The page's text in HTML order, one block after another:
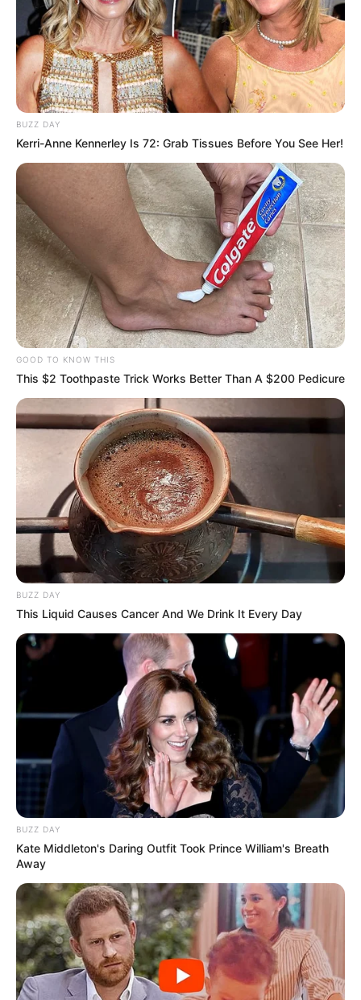
BUZZ DAY
Kerri-Anne Kennerley Is 72: Grab Tissues Before You See Her!
GOOD TO KNOW THIS
This $2 Toothpaste Trick Works Better Than A $200 Pedicure
BUZZ DAY
This Liquid Causes Cancer And We Drink It Every Day
BUZZ DAY
Kate Middleton's Daring Outfit Took Prince William's Breath
Away